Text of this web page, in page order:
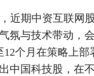
近期中资互联网
氛与技术带动，
12个月在策略上部
中国科技股，在